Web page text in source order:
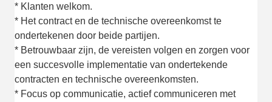
* Klanten welkom.
* Het contract en de technische overeenkomst te
ondertekenen door beide partijen.
* Betrouwbaar zijn, de vereisten volgen en zorgen voor
een succesvolle implementatie van ondertekende
contracten en technische overeenkomsten.
* Focus op communicatie, actief communiceren met